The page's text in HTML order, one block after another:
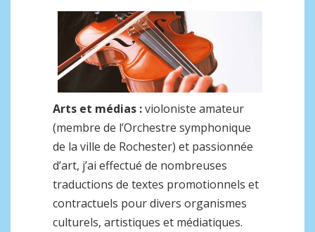
Arts et médias :violoniste amateur
(membre de l’Orchestre symphonique
de la ville de Rochester) et passionnée
d’art, j’ai effectué de nombreuses
traductions de textes promotionnels et
contractuels pour divers organismes
culturels, artistiques et médiatiques.